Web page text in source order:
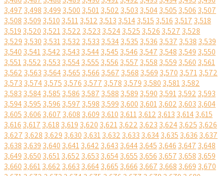
3,497 3,498 3,499 3,500 3,5013,502 3,503 3,5043,505 3,506 3,507
3,508 3,509 3,510 3,5113,512 3,513 3,5143,515 3,516 3,517 3,518
3,519 3,520 3,5213,522 3,523 3,5243,525 3,526 3,527 3,528
3,529 3,530 3,5313,532 3,533 3,5343,535 3,536 3,537 3,538 3,539
3,540 3,5413,542 3,543 3,5443,545 3,546 3,547 3,548 3,549 3,550
3,5513,552 3,553 3,5543,555 3,556 3,557 3,558 3,559 3,560 3,561
3,562 3,563 3,5643,565 3,566 3,567 3,568 3,569 3,570 3,5713,572
3,573 3,5743,575 3,576 3,577 3,578 3,579 3,580 3,5813,582
3,583 3,5843,585 3,586 3,587 3,588 3,589 3,590 3,5913,592 3,593
3,5943,595 3,596 3,597 3,598 3,599 3,600 3,6013,602 3,603 3,604
3,605 3,606 3,607 3,608 3,609 3,610 3,6113,612 3,613 3,6143,615
3,616 3,617 3,618 3,619 3,620 3,6213,622 3,623 3,6243,625 3,626
3,627 3,628 3,629 3,630 3,6313,632 3,633 3,6343,635 3,636 3,637
3,638 3,639 3,640 3,6413,642 3,643 3,6443,645 3,646 3,647 3,648
3,649 3,650 3,6513,652 3,653 3,6543,655 3,656 3,657 3,658 3,659
3,660 3,6613,662 3,663 3,6643,665 3,666 3,667 3,668 3,669 3,670